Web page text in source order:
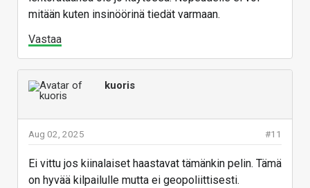
mitään kuten insinöörinä tiedät varmaan.
Vastaa
kuoris
#11
Aug 02, 2025
Ei vittu jos kiinalaiset haastavat tämänkin pelin. Tämä
on hyvää kilpailulle mutta ei geopoliittisesti.